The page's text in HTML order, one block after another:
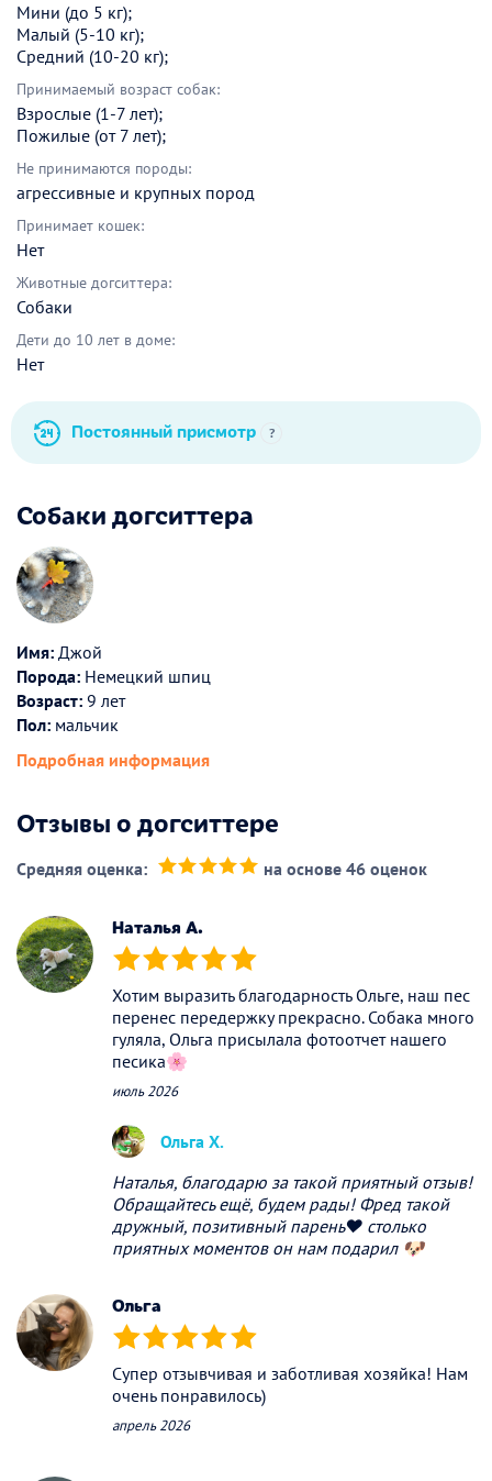
Мини (до 5 кг);
Малый (5-10 кг);
Средний (10-20 кг);
Принимаемый возраст собак:
Взрослые (1-7 лет);
Пожилые (от 7 лет);
Не принимаются породы:
агрессивные и крупных пород
Принимает кошек:
Нет
Животные догситтера:
Собаки
Дети до 10 лет в доме:
Нет
Постоянный присмотр ?
Собаки догситтера
Имя: Джой
Порода: Немецкий шпиц
Возраст: 9 лет
Пол: мальчик
Подробная информация
Отзывы о догситтере
Средняя оценка: на основе 46 оценок
Наталья А.
(*) (*) (*) (*) (*)
Хотим выразить благодарность Ольге, наш пес
перенес передержку прекрасно. Собака много
гуляла, Ольга присылала фотоотчет нашего
песика🌸
июль 2026
Ольга Х.
Наталья, благодарю за такой приятный отзыв!
Обращайтесь ещё, будем рады! Фред такой
дружный, позитивный парень❤️ столько
приятных моментов он нам подарил 🐶
Ольга
(*) (*) (*) (*) (*)
Супер отзывчивая и заботливая хозяйка! Нам
очень понравилось)
апрель 2026